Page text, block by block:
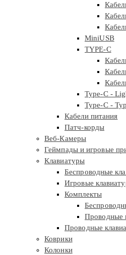
MiniUSB
TYPE-C
Type-C -
Type-C -
Кабели питания
Патч-корды
Веб-Камеры
Геймпады и игровые
Клавиатуры
Беспроводные
Игровые
Комплекты
Проводные
Проводные
Коврики
Колонки